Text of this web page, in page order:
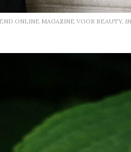
ONLINE MAGAZINE VOOR BEAUTY,